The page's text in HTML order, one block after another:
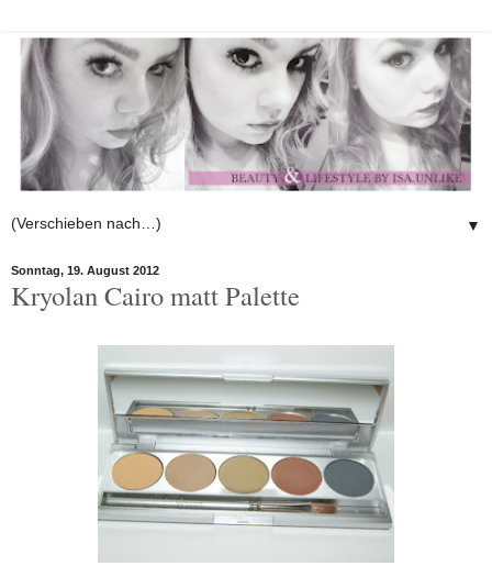
▼
Sonntag, 19. August 2012
Kryolan Cairo matt Palette